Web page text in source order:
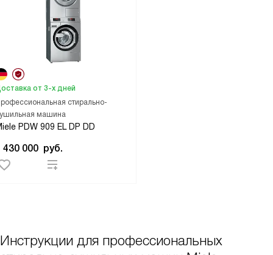
стирально-
машина
PDW 909 EL DP DD
от 3-х дней
430 000 руб.
Инструкции для профессиональных